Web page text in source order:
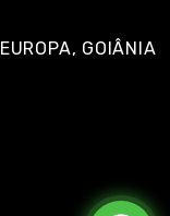
GOIÂNIA